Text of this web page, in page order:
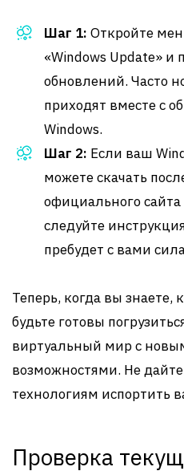
Шаг 1: Откройте
«Windows Update» и
обновлений. Часто
приходят вместе с
Windows.
Шаг 2: Если ваш
можете скачать
официального
следуйте
пребудет с вами
Теперь, когда вы знаете,
будьте готовы
виртуальный мир с
возможностями. Не
технологиям испортить
Проверка